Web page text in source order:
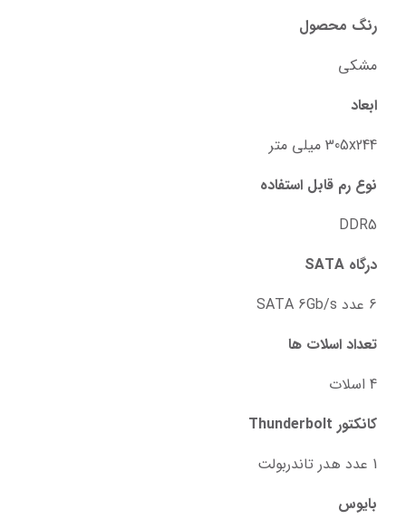
رنگ محصول
مشکی
ابعاد
305x244 میلی متر
نوع رم قابل استفاده
DDR5
درگاه SATA
6 عدد SATA 6Gb/s
تعداد اسلات ها
4 اسلات
کانکتور Thunderbolt
1 عدد هدر تاندربولت
بایوس